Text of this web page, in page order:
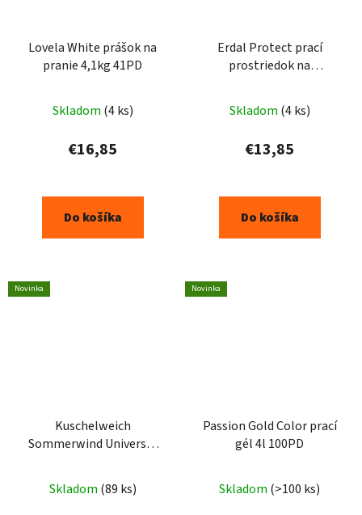
Lovela White prášok na
pranie 4,1kg 41PD
Skladom (4 ks)
€16,85
Do košíka
Erdal Protect prací
prostriedok na
500 ml
Skladom (4 ks)
€13,85
Do košíka
Novinka
Kuschelweich
Sommerwind Universal
Skladom (89 ks)
Novinka
Passion Gold Color prací
gél 4l 100PD
Skladom (>100 ks)